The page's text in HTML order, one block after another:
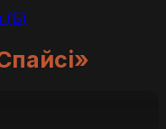
(Б)